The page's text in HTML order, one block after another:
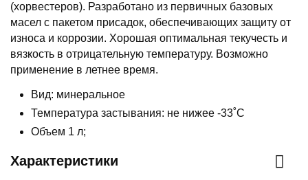
(хорвестеров). Разработано из первичных базовых
масел с пакетом присадок, обеспечивающих защиту от
износа и коррозии. Хорошая оптимальная текучесть и
вязкость в отрицательную температуру. Возможно
применение в летнее время.
Вид: минеральное
Температура застывания: не нижее -33˚С
Объем 1 л;
Характеристики